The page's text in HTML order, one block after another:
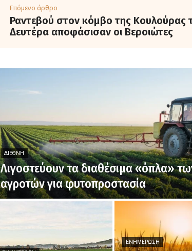
Επόμενο άρθρο
Ραντεβού στον κόμβο της Κουλούρας
Δευτέρα αποφάσισαν οι Βεροιώτες
ΔΙΕΘΝΉ
Λιγοστεύουν τα διαθέσιμα «όπλα»
αγροτών για φυτοπροστασία
ΕΝΗΜΈΡΩΣΗ